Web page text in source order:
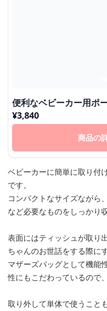
便利なベビーカー用ポ
¥3,840
商品の
ベビーカーに簡単に取り付
です。
コンパクトなサイズながら
など必要なものをしっかり
表面にはティッシュが取り
ちゃんのお世話をする際に
マザーズバッグとして機能
性にもこだわっているので
取り外して単体で使うこと